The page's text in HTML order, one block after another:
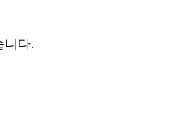
니다.